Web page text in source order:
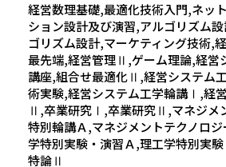
経営数理基礎,最適化技術入門,ネッ
ション設計及び演習,アルゴリズム
ゴリズム設計,マーケティング技術,
最先端,経営管理Ⅱ,ゲーム理論,経営
講座,組合せ最適化Ⅱ,経営システム
術実験,経営システム工学輪講Ⅰ,経
Ⅱ,卒業研究Ⅰ,卒業研究Ⅱ,マネジメ
特別輪講Ａ,マネジメントテクノロ
学特別実験・演習Ａ,理工学特別実
特論Ⅱ